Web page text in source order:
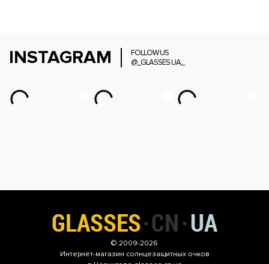
INSTAGRAM
FOLLOW US
@_GLASSES.UA_
© 2009-2026
Интернет-магазин солнцезащитных очков